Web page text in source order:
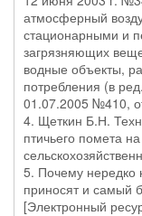
атмосферный
стационарными и
загрязняющих
водные объекты,
потребления (в
01.07.2005 №410,
4. Щеткин Б.Н.
птичьего помета
5. Почему нередко
приносят и самый
[Электронный